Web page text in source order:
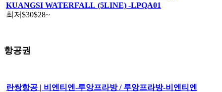
KUANGSI WATERFALL (5LINE) -LPQA01
최저$30$28~
항공권
란쌍항공 | 비엔티엔-루앙프라방 / 루앙프라방-비엔티엔